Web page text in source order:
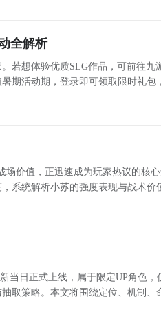
全解析
若想体验优质SLG作品，可前往九
期活动期，登录即可领取限时礼包
场价值，正迅速成为玩家热议的核心
系统解析小苏的强度表现与战术价
当日正式上线，属于限定UP角色，
取策略。本文将围绕定位、机制、